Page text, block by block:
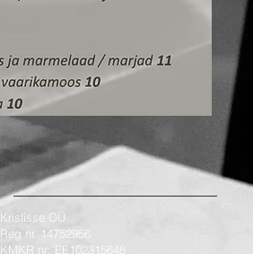
Krislisse OÜ
Reg nr. 14752956
KMKR nr: EE102315648